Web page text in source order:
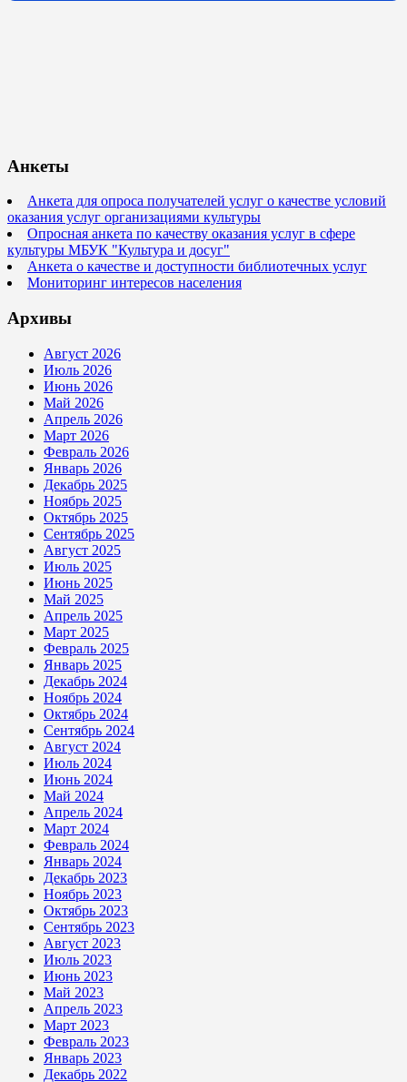
Анкеты
Анкета для опроса получателей услуг о качестве условий
оказания услуг организациями культуры
Опросная анкета по качеству оказания услуг в сфере
культуры МБУК "Культура и досуг"
Анкета о качестве и доступности библиотечных услуг
Мониторинг интересов населения
Архивы
Август 2026
Июль 2026
Июнь 2026
Май 2026
Апрель 2026
Март 2026
Февраль 2026
Январь 2026
Декабрь 2025
Ноябрь 2025
Октябрь 2025
Сентябрь 2025
Август 2025
Июль 2025
Июнь 2025
Май 2025
Апрель 2025
Март 2025
Февраль 2025
Январь 2025
Декабрь 2024
Ноябрь 2024
Октябрь 2024
Сентябрь 2024
Август 2024
Июль 2024
Июнь 2024
Май 2024
Апрель 2024
Март 2024
Февраль 2024
Январь 2024
Декабрь 2023
Ноябрь 2023
Октябрь 2023
Сентябрь 2023
Август 2023
Июль 2023
Июнь 2023
Май 2023
Апрель 2023
Март 2023
Февраль 2023
Январь 2023
Декабрь 2022